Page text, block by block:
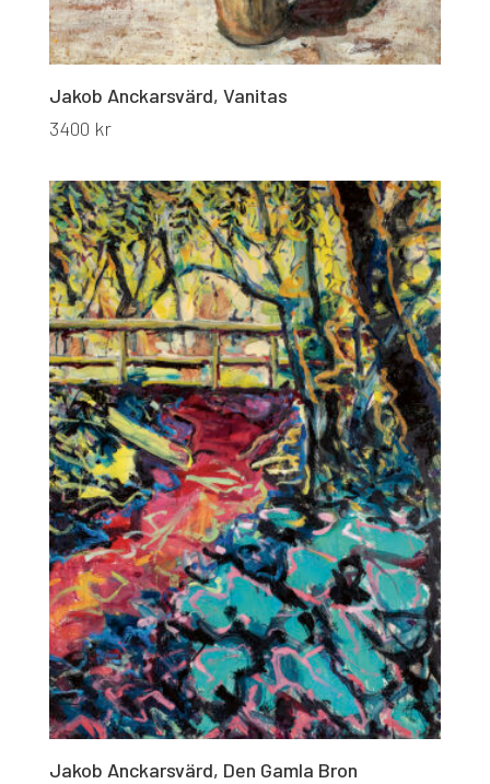
Jakob Anckarsvärd, Vanitas
3400 kr
Jakob Anckarsvärd, Den Gamla Bron